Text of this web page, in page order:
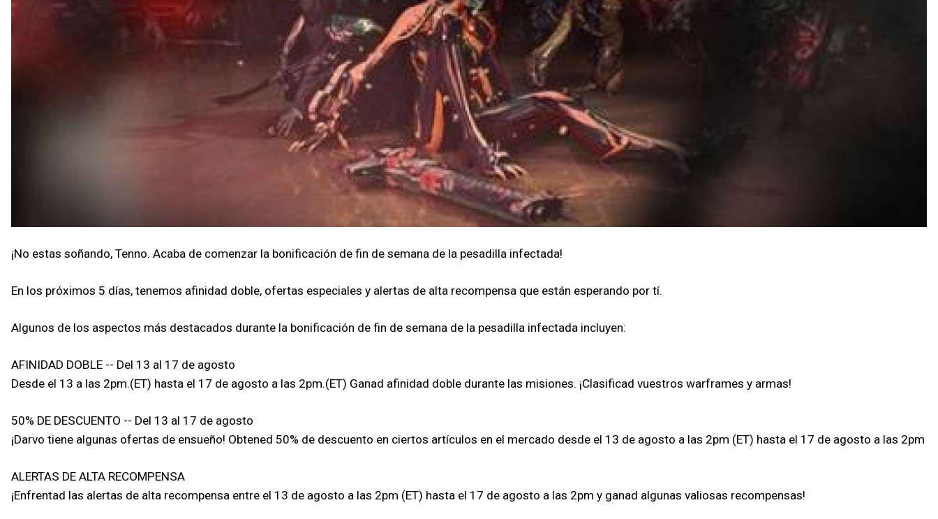
¡No estas soñando, Tenno. Acaba de comenzar la bonificación de fin de semana de la pesadilla infectada!
En los próximos 5 días, tenemos afinidad doble, ofertas especiales y alertas de alta recompensa que están esperando por tí.
Algunos de los aspectos más destacados durante la bonificación de fin de semana de la pesadilla infectada incluyen:
AFINIDAD DOBLE -- Del 13 al 17 de agosto
Desde el 13 a las 2pm.(ET) hasta el 17 de agosto a las 2pm.(ET) Ganad afinidad doble durante las misiones. ¡Clasificad vuestros warframes y armas!
50% DE DESCUENTO -- Del 13 al 17 de agosto
¡Darvo tiene algunas ofertas de ensueño! Obtened 50% de descuento en ciertos artículos en el mercado desde el 13 de agosto a las 2pm (ET) hasta el 17 de agosto a las 2pm
ALERTAS DE ALTA RECOMPENSA
¡Enfrentad las alertas de alta recompensa entre el 13 de agosto a las 2pm (ET) hasta el 17 de agosto a las 2pm y ganad algunas valiosas recompensas!